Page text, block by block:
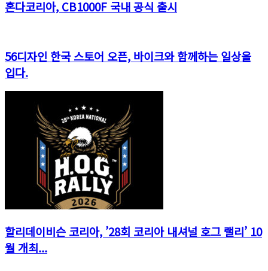
혼다코리아, CB1000F 국내 공식 출시
56디자인 한국 스토어 오픈, 바이크와 함께하는 일상을
입다.
할리데이비슨 코리아, ’28회 코리아 내셔널 호그 랠리’ 10
월 개최...